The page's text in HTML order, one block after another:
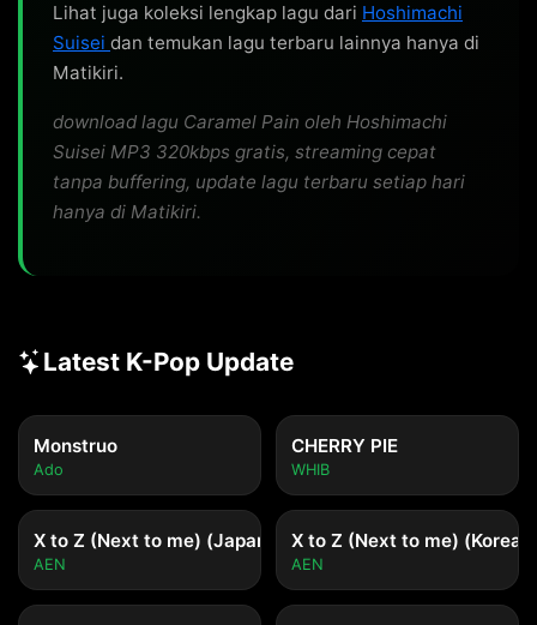
Lihat juga koleksi lengkap lagu dari Hoshimachi
Suisei dan temukan lagu terbaru lainnya hanya di
Matikiri.
download lagu Caramel Pain oleh Hoshimachi
Suisei MP3 320kbps gratis, streaming cepat
tanpa buffering, update lagu terbaru setiap hari
hanya di Matikiri.
Latest K-Pop Update
Monstruo
Ado
CHERRY PIE
WHIB
X to Z (Next to me) (Japanese ver.)
AEN
X to Z (Next to me) (Korean
AEN